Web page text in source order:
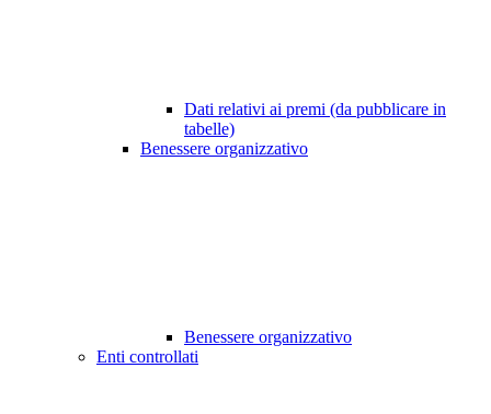
Dati relativi ai premi (da pubblicare in
tabelle)
Benessere organizzativo
Benessere organizzativo
Enti controllati